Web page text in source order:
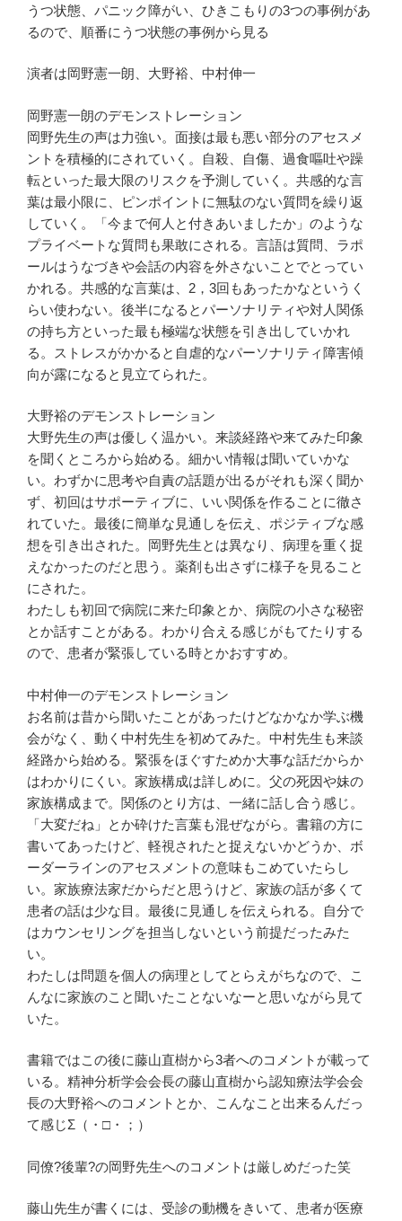
うつ状態、パニック障がい、ひきこもりの3つの事例があ
るので、順番にうつ状態の事例から見る
演者は岡野憲一朗、大野裕、中村伸一
岡野憲一朗のデモンストレーション
岡野先生の声は力強い。面接は最も悪い部分のアセスメ
ントを積極的にされていく。自殺、自傷、過食嘔吐や躁
転といった最大限のリスクを予測していく。共感的な言
葉は最小限に、ピンポイントに無駄のない質問を繰り返
していく。「今まで何人と付きあいましたか」のような
プライベートな質問も果敢にされる。言語は質問、ラポ
ールはうなづきや会話の内容を外さないことでとってい
かれる。共感的な言葉は、2，3回もあったかなというく
らい使わない。後半になるとパーソナリティや対人関係
の持ち方といった最も極端な状態を引き出していかれ
る。ストレスがかかると自虐的なパーソナリティ障害傾
向が露になると見立てられた。
大野裕のデモンストレーション
大野先生の声は優しく温かい。来談経路や来てみた印象
を聞くところから始める。細かい情報は聞いていかな
い。わずかに思考や自責の話題が出るがそれも深く聞か
ず、初回はサポーティブに、いい関係を作ることに徹さ
れていた。最後に簡単な見通しを伝え、ポジティブな感
想を引き出された。岡野先生とは異なり、病理を重く捉
えなかったのだと思う。薬剤も出さずに様子を見ること
にされた。
わたしも初回で病院に来た印象とか、病院の小さな秘密
とか話すことがある。わかり合える感じがもてたりする
ので、患者が緊張している時とかおすすめ。
中村伸一のデモンストレーション
お名前は昔から聞いたことがあったけどなかなか学ぶ機
会がなく、動く中村先生を初めてみた。中村先生も来談
経路から始める。緊張をほぐすためか大事な話だからか
はわかりにくい。家族構成は詳しめに。父の死因や妹の
家族構成まで。関係のとり方は、一緒に話し合う感じ。
「大変だね」とか砕けた言葉も混ぜながら。書籍の方に
書いてあったけど、軽視されたと捉えないかどうか、ボ
ーダーラインのアセスメントの意味もこめていたらし
い。家族療法家だからだと思うけど、家族の話が多くて
患者の話は少な目。最後に見通しを伝えられる。自分で
はカウンセリングを担当しないという前提だったみた
い。
わたしは問題を個人の病理としてとらえがちなので、こ
んなに家族のこと聞いたことないなーと思いながら見て
いた。
書籍ではこの後に藤山直樹から3者へのコメントが載って
いる。精神分析学会会長の藤山直樹から認知療法学会会
長の大野裕へのコメントとか、こんなこと出来るんだっ
て感じΣ（・□・；）
同僚?後輩?の岡野先生へのコメントは厳しめだった笑
藤山先生が書くには、受診の動機をきいて、患者が医療